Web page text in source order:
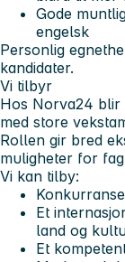
Gode
engelsk
Personlig
kandidater.
Vi tilbyr
Hos Norva24 blir
med store
Rollen gir bred
muligheter for
Vi kan tilby:
Et
land og
Et